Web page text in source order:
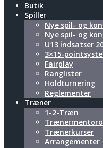
Butik
Spiller
Nye spil- og
Nye spil- og
U13 indsatser
3×15-
Fairplay
Ranglister
Holdturnering
Reglementer
Træner
1-2-Træn
Trænerkurser
Arrangementer